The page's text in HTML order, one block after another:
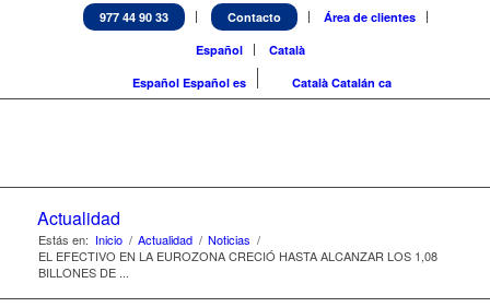
977 44 90 33 Contacto
Área de clientes
Español
Català
Español Español es Català Catalán ca
Actualidad
Estás en: Inicio / Actualidad / Noticias /
EL EFECTIVO EN LA EUROZONA CRECIÓ HASTA ALCANZAR LOS 1,08
BILLONES DE ...